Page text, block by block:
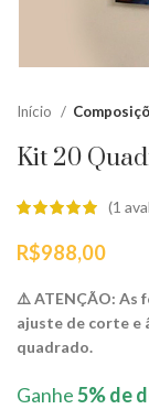
Início
Kit 20
(1
R$988,00
⚠️ ATENÇÃO: As
ajuste de corte e
quadrado.
Ganhe5% de